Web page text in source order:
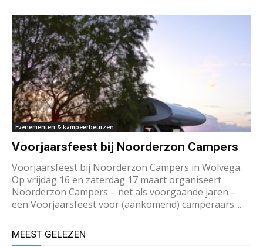
Evenementen & kampeerbeurzen
Voorjaarsfeest bij Noorderzon Campers
Voorjaarsfeest bij Noorderzon Campers in Wolvega.
Op vrijdag 16 en zaterdag 17 maart organiseert
Noorderzon Campers – net als voorgaande jaren –
een Voorjaarsfeest voor (aankomend) camperaars....
MEEST GELEZEN